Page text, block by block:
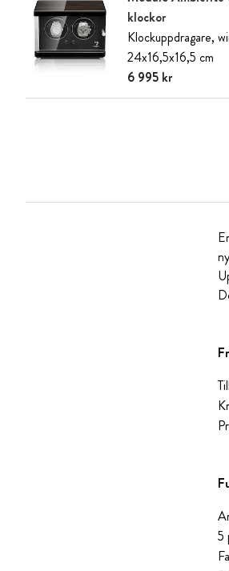
klockor
Klockuppdragare,
24x16,5x16,5 cm
Pris:6 995 kr
6 995 kr
5